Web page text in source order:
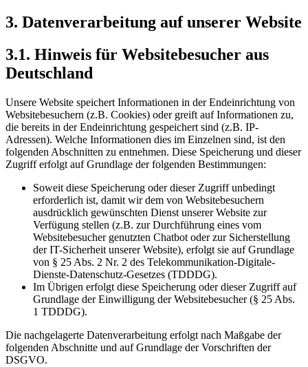
3. Datenverarbeitung auf unserer Website
3.1. Hinweis für Websitebesucher aus
Deutschland
Unsere Website speichert Informationen in der Endeinrichtung von
Websitebesuchern (z.B. Cookies) oder greift auf Informationen zu,
die bereits in der Endeinrichtung gespeichert sind (z.B. IP-
Adressen). Welche Informationen dies im Einzelnen sind, ist den
folgenden Abschnitten zu entnehmen. Diese Speicherung und dieser
Zugriff erfolgt auf Grundlage der folgenden Bestimmungen:
Soweit diese Speicherung oder dieser Zugriff unbedingt
erforderlich ist, damit wir dem von Websitebesuchern
ausdrücklich gewünschten Dienst unserer Website zur
Verfügung stellen (z.B. zur Durchführung eines vom
Websitebesucher genutzten Chatbot oder zur Sicherstellung
der IT-Sicherheit unserer Website), erfolgt sie auf Grundlage
von § 25 Abs. 2 Nr. 2 des Telekommunikation-Digitale-
Dienste-Datenschutz-Gesetzes (TDDDG).
Im Übrigen erfolgt diese Speicherung oder dieser Zugriff auf
Grundlage der Einwilligung der Websitebesucher (§ 25 Abs.
1 TDDDG).
Die nachgelagerte Datenverarbeitung erfolgt nach Maßgabe der
folgenden Abschnitte und auf Grundlage der Vorschriften der
DSGVO.